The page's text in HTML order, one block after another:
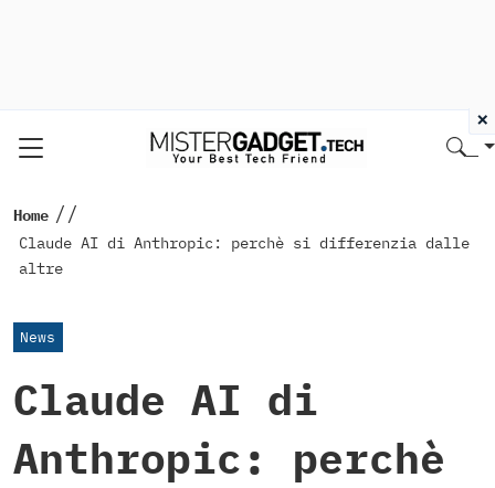
Home //
Claude AI di Anthropic: perchè si differenzia dalle
altre
News
Claude AI di
Anthropic: perchè
×